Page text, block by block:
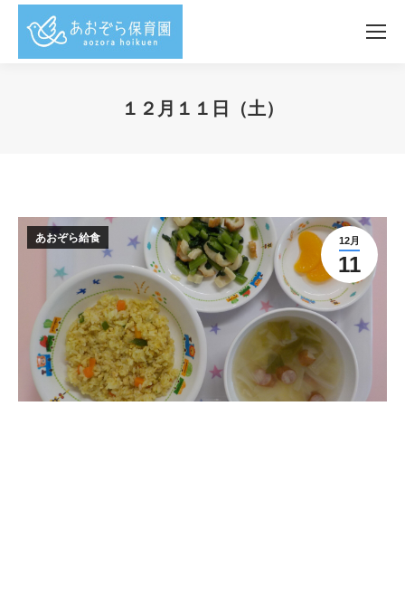
１２月１１日（土）
12月
11
あおぞら給食